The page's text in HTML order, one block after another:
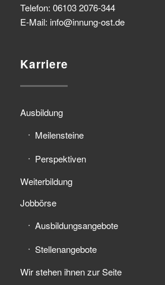
Telefon: 06103 2076-344
E-Mail: info@innung-ost.de
Karriere
Ausbildung
Meilensteine
Perspektiven
Weiterbildung
Jobbörse
Ausbildungsangebote
Stellenangebote
Wir stehen ihnen zur Seite